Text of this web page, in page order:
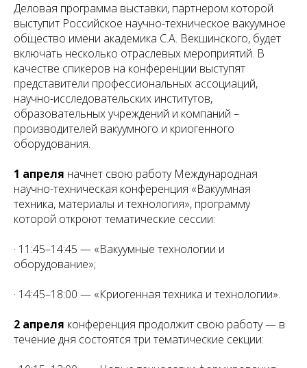
Деловая программа выставки, партнером которой
выступит Российское научно-техническое вакуумное
общество имени академика С.А. Векшинского, будет
включать несколько отраслевых мероприятий. В
качестве спикеров на конференции выступят
представители профессиональных ассоциаций,
научно-исследовательских институтов,
образовательных учреждений и компаний –
производителей вакуумного и криогенного
оборудования.
1 апреля начнет свою работу Международная
научно-техническая конференция «Вакуумная
техника, материалы и технология», программу
которой откроют тематические сессии:
· 11:45–14:45 — «Вакуумные технологии и
оборудование»;
· 14:45–18:00 — «Криогенная техника и технологии».
2 апреля конференция продолжит свою работу — в
течение дня состоятся три тематические секции: